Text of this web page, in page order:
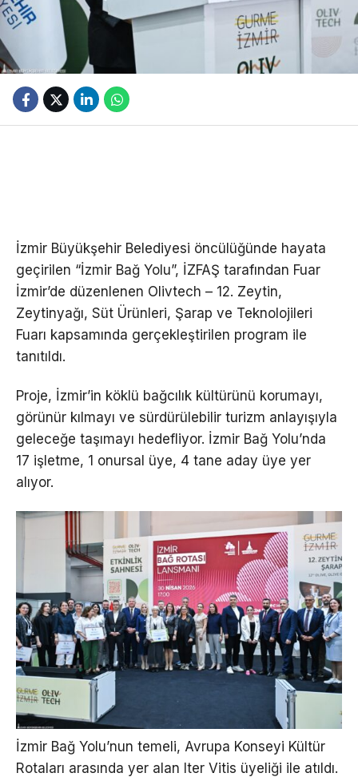
İzmir Büyükşehir Belediyesi öncülüğünde hayata
geçirilen “İzmir Bağ Yolu”, İZFAŞ tarafından Fuar
İzmir’de düzenlenen Olivtech – 12. Zeytin,
Zeytinyağı, Süt Ürünleri, Şarap ve Teknolojileri
Fuarı kapsamında gerçekleştirilen program ile
tanıtıldı.
Proje, İzmir’in köklü bağcılık kültürünü korumayı,
görünür kılmayı ve sürdürülebilir turizm anlayışıyla
geleceğe taşımayı hedefliyor. İzmir Bağ Yolu’nda
17 işletme, 1 onursal üye, 4 tane aday üye yer
alıyor.
İzmir Bağ Yolu’nun temeli, Avrupa Konseyi Kültür
Rotaları arasında yer alan Iter Vitis üyeliği ile atıldı.